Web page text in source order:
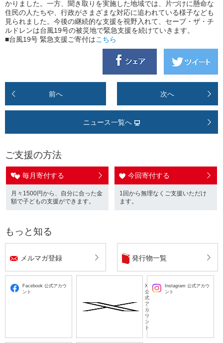
かりました。一方、聞き取りを実施した地域では、片づけに懸命な
住民の人たちや、行政がさまざまな対応に追われている様子なども
見られました。今後の継続的な支援を視野入れて、セーブ・ザ・チ
ルドレンは台風19号の被災地で緊急支援を続けていきます。
■台風19号 緊急支援ご寄付はこちら
前へ 次へ
ニュース一覧へ
ご支援の方法
毎月寄付する
月々1500円から、自分に合った金
額で子どもの支援ができます。
今回寄付する
1回から無理なくご支援いただけ
ます。
もっと知る
メルマガ登録 発行物一覧
Facebook 公式アカウ
ント
X
公
式
ア
カ
ウ
ン
ト
Instagram 公式アカウ
ント